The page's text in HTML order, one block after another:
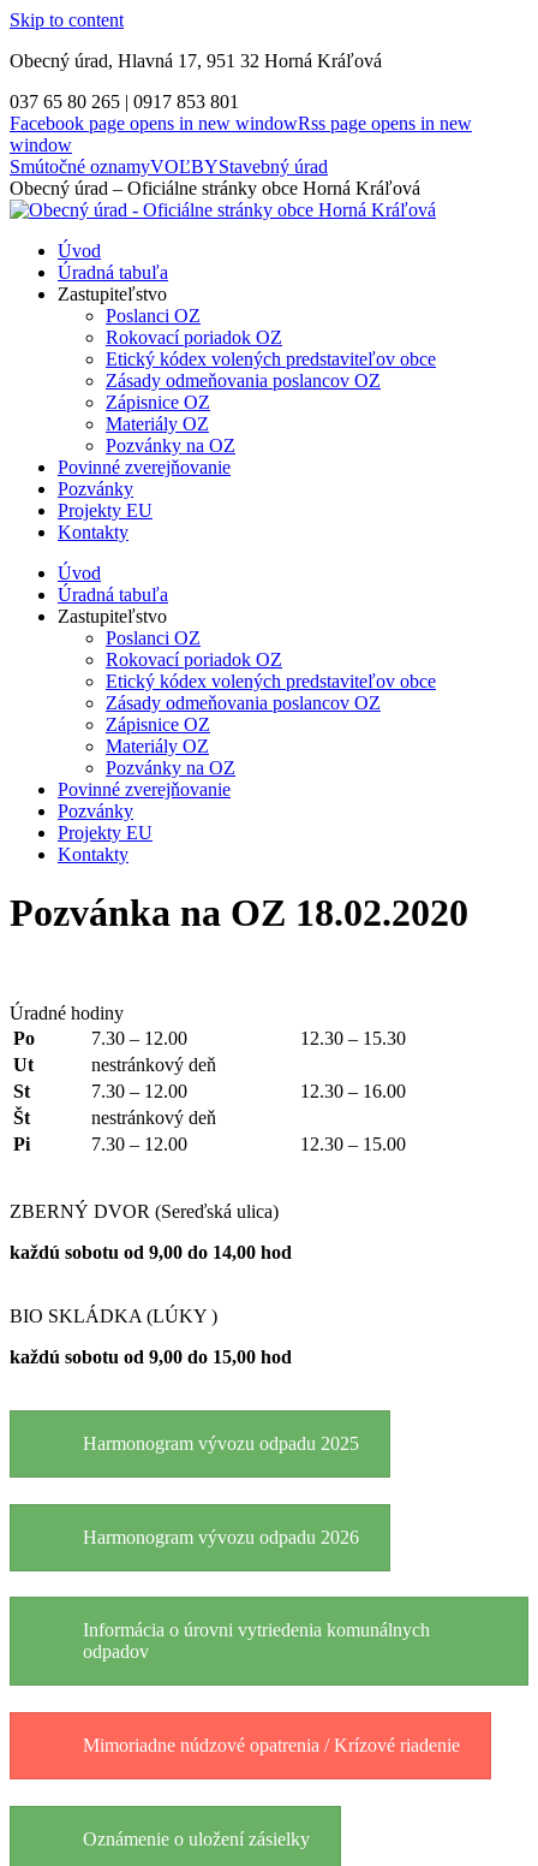
Skip to content
Obecný úrad, Hlavná 17, 951 32 Horná Kráľová
037 65 80 265 | 0917 853 801
Facebook page opens in new windowRss page opens in new
window
Smútočné oznamyVOĽBYStavebný úrad
Obecný úrad – Oficiálne stránky obce Horná Kráľová
Úvod
Úradná tabuľa
Zastupiteľstvo
Poslanci OZ
Rokovací poriadok OZ
Etický kódex volených predstaviteľov obce
Zásady odmeňovania poslancov OZ
Zápisnice OZ
Materiály OZ
Pozvánky na OZ
Povinné zverejňovanie
Pozvánky
Projekty EU
Kontakty
Úvod
Úradná tabuľa
Zastupiteľstvo
Poslanci OZ
Rokovací poriadok OZ
Etický kódex volených predstaviteľov obce
Zásady odmeňovania poslancov OZ
Zápisnice OZ
Materiály OZ
Pozvánky na OZ
Povinné zverejňovanie
Pozvánky
Projekty EU
Kontakty
Pozvánka na OZ 18.02.2020
Úradné hodiny
Po
7.30 – 12.00
12.30 – 15.30
Ut
nestránkový deň
St
7.30 – 12.00
12.30 – 16.00
Št
nestránkový deň
Pi
7.30 – 12.00 12.30 – 15.00
ZBERNÝ DVOR (Sereďská ulica)
každú sobotu od 9,00 do 14,00 hod
BIO SKLÁDKA (LÚKY )
každú sobotu od 9,00 do 15,00 hod
Harmonogram vývozu odpadu 2025
Harmonogram vývozu odpadu 2026
Informácia o úrovni vytriedenia komunálnych
odpadov
Mimoriadne núdzové opatrenia / Krízové riadenie
Oznámenie o uložení zásielky